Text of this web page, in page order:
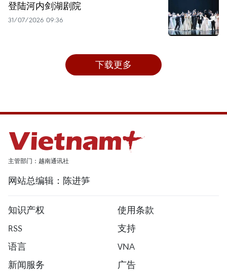
登陆河内剑湖剧院
31/07/2026 09:36
下载更多
主管部门：越南通讯社
网站总编辑：陈进笋
知识产权
使用条款
RSS
支持
语言
VNA
新闻服务
广告